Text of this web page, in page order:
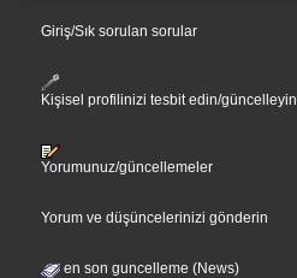
Giriş/Sık sorulan sorular
Kişisel profilinizi tesbit edin/güncelleyin
Yorumunuz/güncellemeler
Yorum ve düşüncelerinizi gönderin
en son guncelleme (News)